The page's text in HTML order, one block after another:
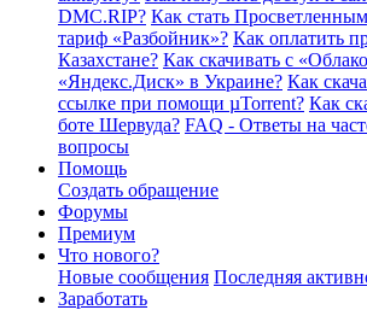
DMC.RIP? Как стать
тариф «Разбойник»? Как оплатить
Казахстане? Как скачивать с
«Яндекс.Диск» в Украине? Как
ссылке при помощи µTorrent? Как
боте Шервуда? FAQ - Ответы на
вопросы
Помощь
Создать обращение
Форумы
Премиум
Что нового?
Новые сообщения Последняя
Заработать